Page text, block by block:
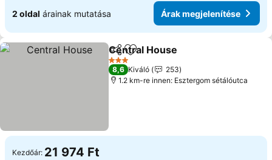
2 oldal árainak mutatása Árak megjelenítése
Megosztás
Hozzáadás a kedvencekhez
Central House
3 Kategória
8,6 Kiváló
253
1.2 km-re innen: Esztergom sétálóutca
Kezdőár: 21 974 Ft